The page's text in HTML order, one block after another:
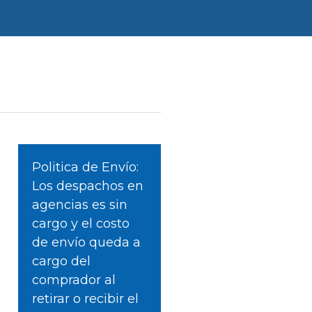
Politica de Envío:
Los despachos en
agencias es sin
cargo y el costo
de envío queda a
cargo del
comprador al
retirar o recibir el